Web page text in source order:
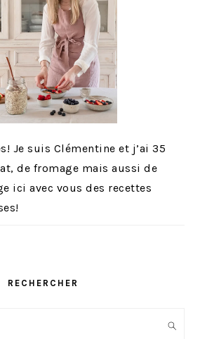
Je suis Clémentine et j’ai 35
de fromage mais aussi de
ici avec vous des recettes
RECHERCHER